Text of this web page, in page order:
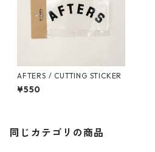
AFTERS / CUTTING STICKER
¥550
同じカテゴリの商品